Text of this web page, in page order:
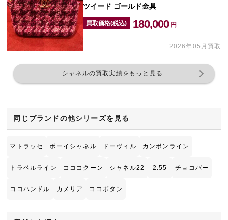
ツイード ゴールド金具
買取価格(税込) 180,000 円
2026年05月買取
シャネルの買取実績をもっと見る
同じブランドの他シリーズを見る
マトラッセ ボーイシャネル ドーヴィル カンボンライン
トラベルライン コココクーン シャネル22 2.55 チョコバー
ココハンドル カメリア ココボタン